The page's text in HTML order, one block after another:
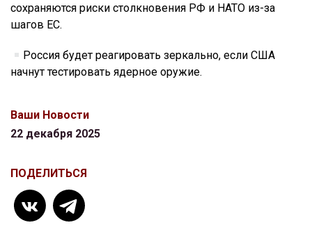
сохраняются риски столкновения РФ и НАТО из-за
шагов ЕС.
Россия будет реагировать зеркально, если США
начнут тестировать ядерное оружие.
Ваши Новости
22 декабря 2025
ПОДЕЛИТЬСЯ